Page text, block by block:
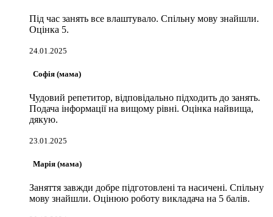
Під час занять все влаштувало. Спільну мову знайшли.
Оцінка 5.
24.01.2025
Софія (мама)
Чудовий репетитор, відповідально підходить до занять.
Подача інформації на вищому рівні. Оцінка найвища,
дякую.
23.01.2025
Марія (мама)
Заняття завжди добре підготовлені та насичені. Спільну
мову знайшли. Оцінюю роботу викладача на 5 балів.